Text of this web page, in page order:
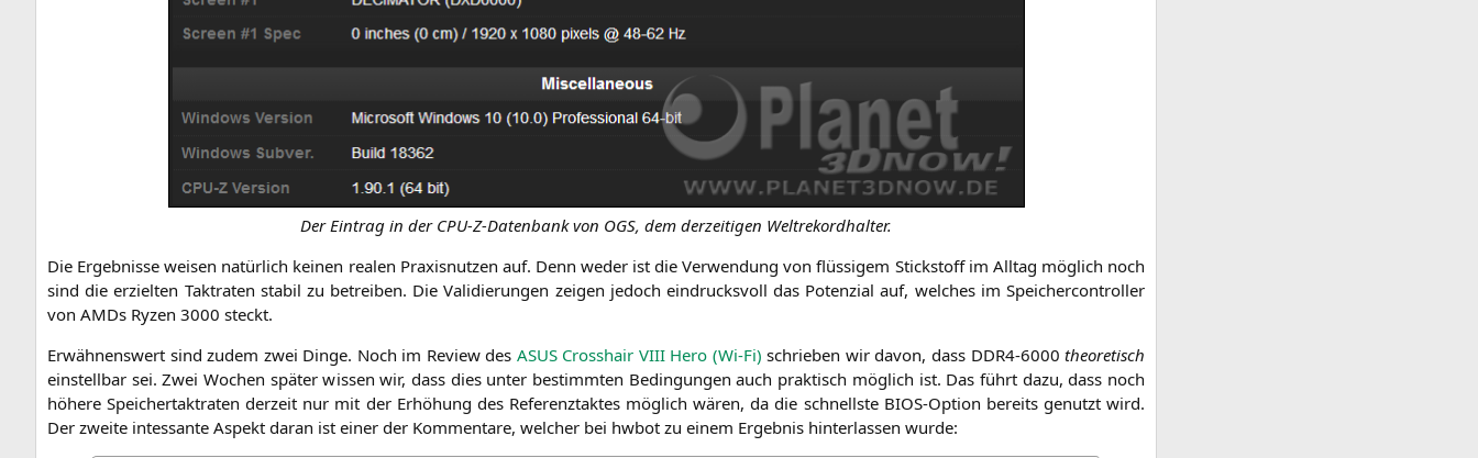
Der Ein­trag in der CPU-Z-Daten­bank von OGS, dem der­zei­ti­gen Weltrekordhalter.
Die Ergeb­nis­se wei­sen natür­lich kei­nen rea­len Pra­xis­nut­zen auf. Denn weder ist die Ver­wen­dung von flüs­si­gem Stick­stoff im All­tag mög­lich noch
sind die erziel­ten Takt­ra­ten sta­bil zu betrei­ben. Die Vali­die­run­gen zei­gen jedoch ein­drucks­voll das Poten­zi­al auf, wel­ches im Spei­cher­con­trol­ler
von AMDs Ryzen 3000 steckt.
Erwäh­nens­wert sind zudem zwei Din­ge. Noch im Review des ASUSCross­hair VIIIHero (Wi-Fi) schrie­ben wir davon, dass DDR4-6000 theo­re­tisch
ein­stell­bar sei. Zwei Wochen spä­ter wis­sen wir, dass dies unter bestimm­ten Bedin­gun­gen auch prak­tisch mög­lich ist. Das führt dazu, dass noch
höhe­re Spei­cher­takt­ra­ten der­zeit nur mit der Erhö­hung des Refe­renz­tak­tes mög­lich wären, da die schnells­te BIOS-Opti­on bereits genutzt wird.
Der zwei­te int­essan­te Aspekt dar­an ist einer der Kom­men­ta­re, wel­cher bei hwbot zu einem Ergeb­nis hin­ter­las­sen wurde: